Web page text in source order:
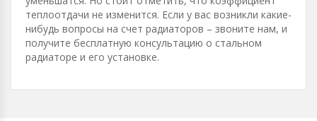
теплоотдачи не изменится. Если у вас возникли какие-
нибудь вопросы на счет радиаторов – звоните нам, и
получите бесплатную консультацию о стальном
радиаторе и его установке.